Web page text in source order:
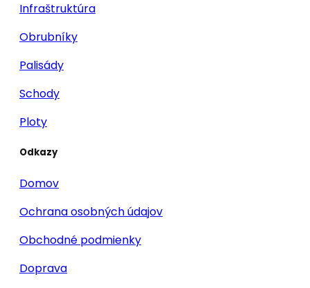
Infraštruktúra
Obrubníky
Palisády
Schody
Ploty
Odkazy
Domov
Ochrana osobných údajov
Obchodné podmienky
Doprava